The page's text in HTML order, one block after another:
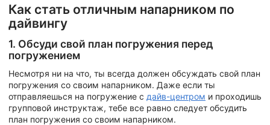
Как стать отличным напарником по
дайвингу
1. Обсуди свой план погружения перед
погружением
Несмотря ни на что, ты всегда должен обсуждать свой план
погружения со своим напарником. Даже если ты
отправляешься на погружение с дайв-центром и проходишь
групповой инструктаж, тебе все равно следует обсудить
план погружения со своим напарником.